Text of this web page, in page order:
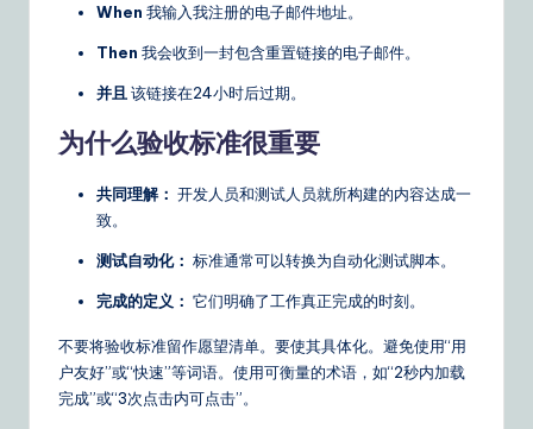
When 我输入我注册的电子邮件地址。
Then 我会收到一封包含重置链接的电子邮件。
并且 该链接在24小时后过期。
为什么验收标准很重要
共同理解： 开发人员和测试人员就所构建的内容达成一
致。
测试自动化： 标准通常可以转换为自动化测试脚本。
完成的定义： 它们明确了工作真正完成的时刻。
不要将验收标准留作愿望清单。要使其具体化。避免使用“用
户友好”或“快速”等词语。使用可衡量的术语，如“2秒内加载
完成”或“3次点击内可点击”。